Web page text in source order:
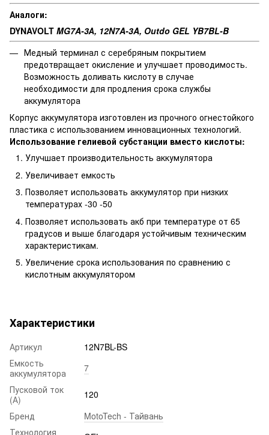
Аналоги:
DYNAVOLT MG7A-3А, 12N7A-3A, Outdo GEL YB7BL-B
Медный терминал с серебряным покрытием
предотвращает окисление и улучшает проводимость.
Возможность доливать кислоту в случае
необходимости для продления срока службы
аккумулятора
Корпус аккумулятора изготовлен из прочного огнестойкого
пластика с использованием инновационных технологий.
Использование гелиевой субстанции вместо кислоты:
Улучшает производительность аккумулятора
Увеличивает емкость
Позволяет использовать аккумулятор при низких
температурах -30 -50
Позволяет использовать акб при температуре от 65
градусов и выше благодаря устойчивым техническим
характеристикам.
Увеличение срока использования по сравнению с
кислотным аккумулятором
Характеристики
Артикул
12N7BL-BS
Емкость
аккумулятора
7
Пусковой ток
(А)
120
Бренд
MotoTech - Тайвань
Технология